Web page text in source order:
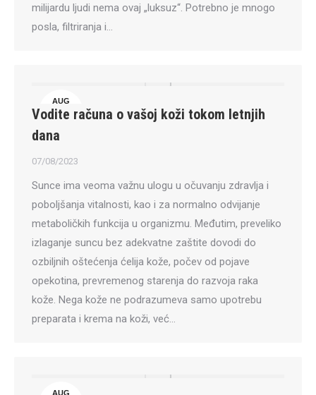
milijardu ljudi nema ovaj „luksuz“. Potrebno je mnogo
posla, filtriranja i…
AUG
7
Vodite računa o vašoj koži tokom letnjih
dana
07/08/2023
Sunce ima veoma važnu ulogu u očuvanju zdravlja i
poboljšanja vitalnosti, kao i za normalno odvijanje
metaboličkih funkcija u organizmu. Međutim, preveliko
izlaganje suncu bez adekvatne zaštite dovodi do
ozbiljnih oštećenja ćelija kože, počev od pojave
opekotina, prevremenog starenja do razvoja raka
kože. Nega kože ne podrazumeva samo upotrebu
preparata i krema na koži, već…
AUG